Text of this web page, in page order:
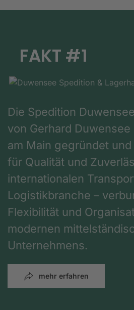
FAKT #1
Die Spedition
von Gerhard
am Main gegründet
für Qualität und
internationalen
Logistikbranche –
Flexibilität und
modernen
Unternehmens.
mehr erfahren